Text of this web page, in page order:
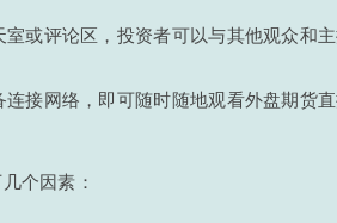
或评论区，投资者可以与其他观众和
接网络，即可随时随地观看外盘期货
个因素：